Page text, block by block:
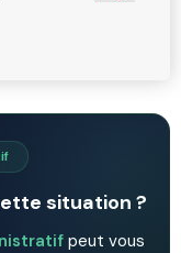
situation ?
peut vous